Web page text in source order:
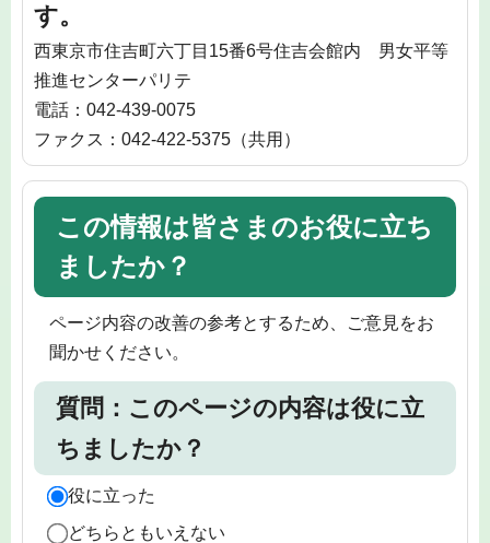
す。
西東京市住吉町六丁目15番6号住吉会館内 男女平等
推進センターパリテ
電話：042-439-0075
ファクス：042-422-5375（共用）
この情報は皆さまのお役に立ち
ましたか？
ページ内容の改善の参考とするため、ご意見をお
聞かせください。
質問：このページの内容は役に立
ちましたか？
役に立った
どちらともいえない